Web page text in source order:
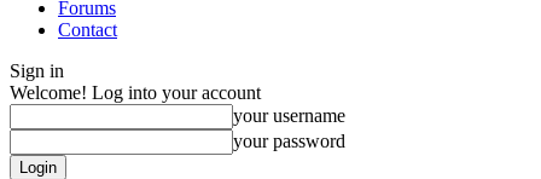
Forums
Contact
Sign in
Welcome! Log into your account
your username
your password